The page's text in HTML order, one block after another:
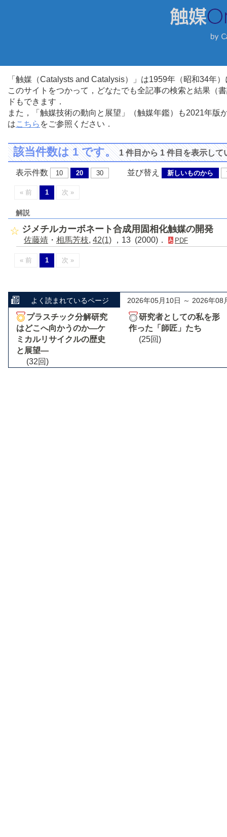
「触媒（Catalysts and Catalysis）」は1959年（昭和34年
このサイトをつかって，どなたでも全記事の検索と結果（
ドもできます．
また，「触媒技術の動向と展望」（触媒年鑑）も2021年
はこちら をご参照ください．
該当件数は 1 です。1 件目から 1 件目を表示して
表示件数 10 20 30 並び替え 新しいものから
« 前 1 次 »
解説
ジメチルカーボネート合成用固相化触媒の開発
佐藤靖 ・ 相馬芳枝, 42(1) ，13 (2000)． PDF
« 前 1 次 »
よく読まれているページ 2026年05月10日 ～ 2026年08
プラスチック分解研究
はどこへ向かうのか―ケ
ミカルリサイクルの歴史
と展望―
(32回)
研究者としての私を形
作った「師匠」たち
(25回)